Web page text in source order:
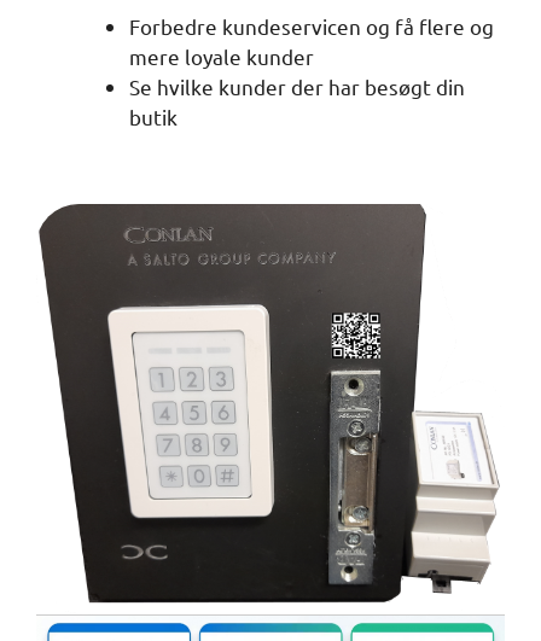
Forbedre kundeservicen og få flere og
mere loyale kunder
Se hvilke kunder der har besøgt din
butik